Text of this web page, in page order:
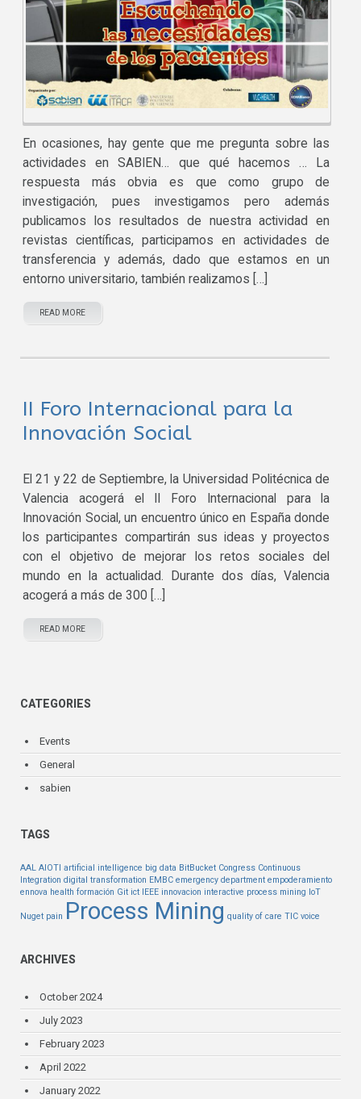
En ocasiones, hay gente que me pregunta sobre las
actividades en SABIEN… que qué hacemos … La
respuesta más obvia es que como grupo de
investigación, pues investigamos pero además
publicamos los resultados de nuestra actividad en
revistas científicas, participamos en actividades de
transferencia y además, dado que estamos en un
entorno universitario, también realizamos […]
READ MORE
II Foro Internacional para la
Innovación Social
El 21 y 22 de Septiembre, la Universidad Politécnica de
Valencia acogerá el II Foro Internacional para la
Innovación Social, un encuentro único en España donde
los participantes compartirán sus ideas y proyectos
con el objetivo de mejorar los retos sociales del
mundo en la actualidad. Durante dos días, Valencia
acogerá a más de 300 […]
READ MORE
CATEGORIES
Events
General
sabien
TAGS
AAL AIOTI artificial intelligence big data BitBucket Congress Continuous
Integration digital transformation EMBC emergency department empoderamiento
ennova health formación Git ict IEEE innovacion interactive process mining IoT
Nuget pain Process Mining quality of care TIC voice
ARCHIVES
October 2024
July 2023
February 2023
April 2022
January 2022